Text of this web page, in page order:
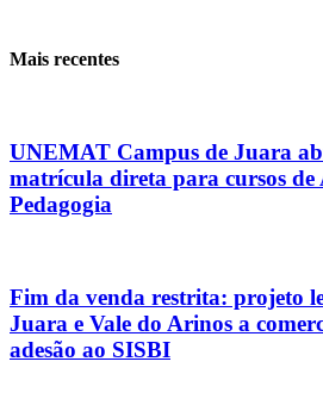
Mais recentes
UNEMAT Campus de Juara
matrícula direta para cursos de
Pedagogia
Fim da venda restrita: projeto
Juara e Vale do Arinos a
adesão ao SISBI